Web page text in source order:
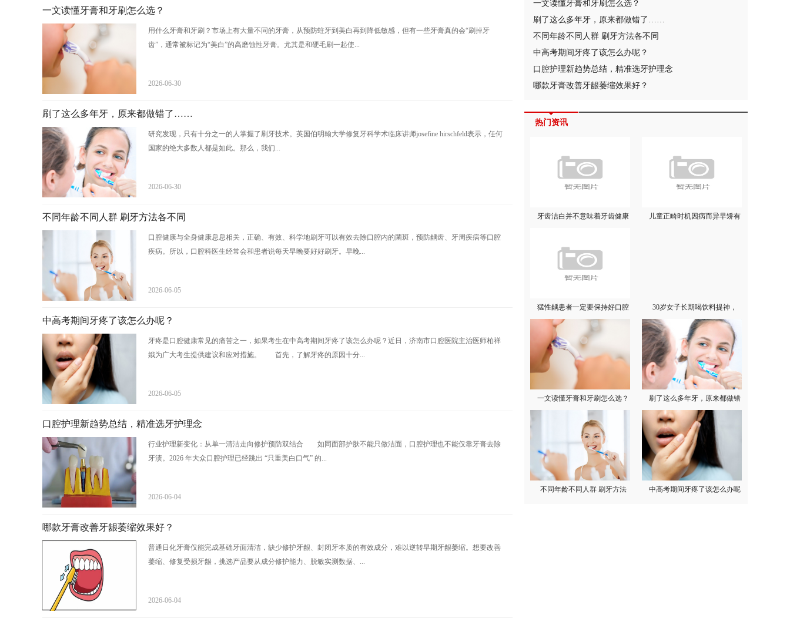
一文读懂牙膏和牙刷怎么选？
用什么牙膏和牙刷？市场上有大量不同的牙膏，从预防蛀牙到美白再到降低敏感，但有一些牙膏真的会“刷掉牙
齿”，通常被标记为“美白”的高磨蚀性牙膏。尤其是和硬毛刷一起使...
2026-06-30
刷了这么多年牙，原来都做错了……
研究发现，只有十分之一的人掌握了刷牙技术。英国伯明翰大学修复牙科学术临床讲师josefine hirschfeld表示，任何
国家的绝大多数人都是如此。那么，我们...
2026-06-30
不同年龄不同人群 刷牙方法各不同
口腔健康与全身健康息息相关，正确、有效、科学地刷牙可以有效去除口腔内的菌斑，预防龋齿、牙周疾病等口腔
疾病。所以，口腔科医生经常会和患者说每天早晚要好好刷牙。早晚...
2026-06-05
中高考期间牙疼了该怎么办呢？
牙疼是口腔健康常见的痛苦之一，如果考生在中高考期间牙疼了该怎么办呢？近日，济南市口腔医院主治医师柏祥
娥为广大考生提供建议和应对措施。 首先，了解牙疼的原因十分...
2026-06-05
口腔护理新趋势总结，精准选牙护理念
行业护理新变化：从单一清洁走向修护预防双结合 如同面部护肤不能只做洁面，口腔护理也不能仅靠牙膏去除
牙渍。2026 年大众口腔护理已经跳出 “只重美白口气” 的...
2026-06-04
哪款牙膏改善牙龈萎缩效果好？
普通日化牙膏仅能完成基础牙面清洁，缺少修护牙龈、封闭牙本质的有效成分，难以逆转早期牙龈萎缩。想要改善
萎缩、修复受损牙龈，挑选产品要从成分修护能力、脱敏实测数据、...
2026-06-04
一文读懂牙膏和牙刷怎么选？
刷了这么多年牙，原来都做错了……
不同年龄不同人群 刷牙方法各不同
中高考期间牙疼了该怎么办呢？
口腔护理新趋势总结，精准选牙护理念
哪款牙膏改善牙龈萎缩效果好？
热门资讯
牙齿洁白并不意味着牙齿健康 儿童正畸时机因病而异早矫有
猛性龋患者一定要保持好口腔 30岁女子长期喝饮料提神，
一文读懂牙膏和牙刷怎么选？ 刷了这么多年牙，原来都做错
不同年龄不同人群 刷牙方法 中高考期间牙疼了该怎么办呢